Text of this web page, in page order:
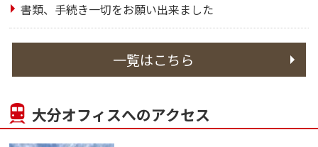
書類、手続き一切をお願い出来ました
一覧はこちら
大分オフィスへのアクセス